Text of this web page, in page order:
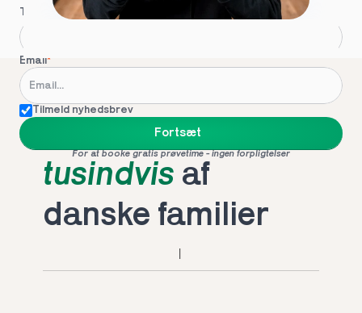
Telefon*
Email*
Tilmeld nyhedsbrev
Fortsæt
For at booke gratis prøvetime - ingen forpligtelser
tusindvis af
danske familier